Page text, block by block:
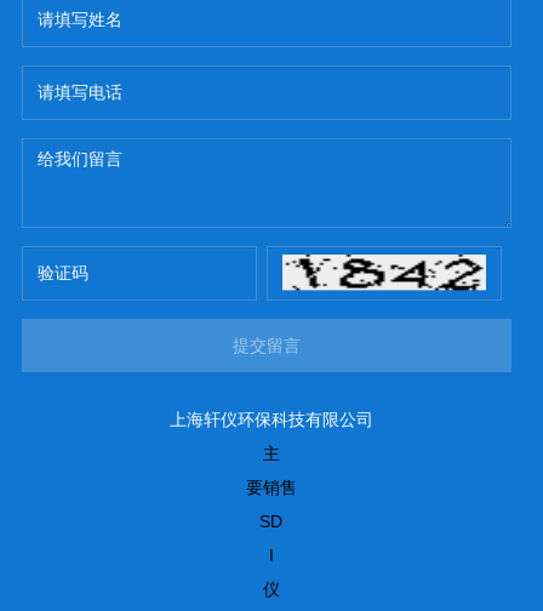
提交留言
上海轩仪环保科技有限公司
主
要销售
SD
I
仪